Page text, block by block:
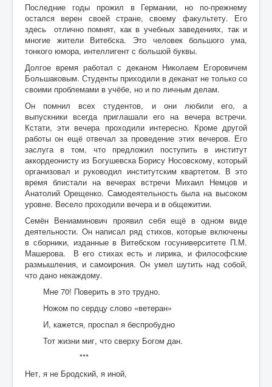
Последние годы прожил в Германии, но по-прежнему
остался верен своей стране, своему факультету. Его
здесь отлично помнят, как в учебных заведениях, так и
многие жители Витебска. Это человек большого ума,
тонкого юмора, интеллигент с большой буквы.
Долгое время работал с деканом Николаем Егоровичем
Большаковым. Студенты приходили в деканат не только со
своими проблемами в учёбе, но и по личным делам.
Он помнил всех студентов, и они любили его, а
выпускники всегда приглашали его на вечера встречи.
Кстати, эти вечера проходили интересно. Кроме другой
работы он ещё отвечал за проведение этих вечеров. Его
заслуга в том, что предложил поступить в институт
аккордеонисту из Богушевска Борису Носовскому, который
организовал и руководил институтским квартетом. В это
время блистали на вечерах встречи Михаил Немцов и
Анатолий Орещенко. Самодеятельность была на высоком
уровне. Весело проходили вечера и в общежитии.
Семён Вениаминович проявил себя ещё в одном виде
деятельности. Он написал ряд стихов, которые включены
в сборники, изданные в Витебском госуниверситете П.М.
Машерова. В его стихах есть и лирика, и философские
размышления, и самоирония. Он умел шутить над собой,
что дано некаждому.
Мне 70! Поверить в это трудно.
Ножом по сердцу слово «ветеран»
И, кажется, проспал я беспробудно
Тот жизни миг, что сверху Богом дан.
***
Нет, я не Бродский, я иной,